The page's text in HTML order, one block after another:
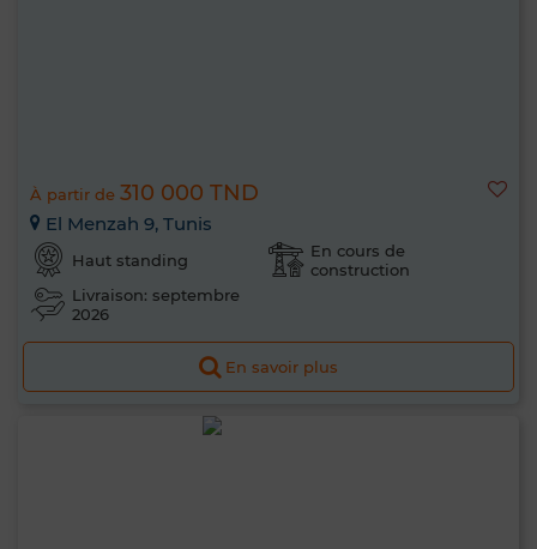
À partir de 310 000 TND
El Menzah 9, Tunis
Haut standing
En cours de
construction
Livraison: septembre
2026
En savoir plus